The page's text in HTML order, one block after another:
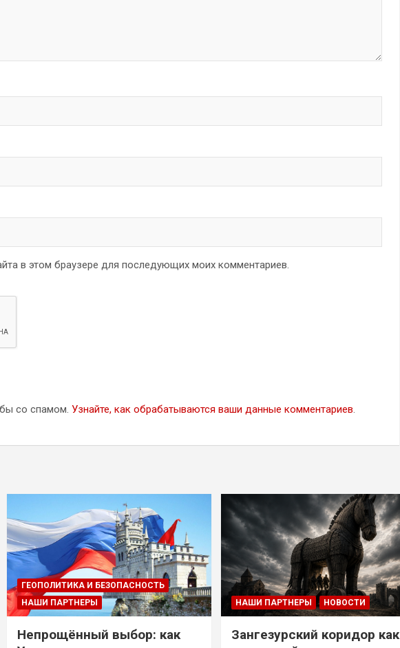
в этом браузере для последующих моих комментариев.
со спамом. Узнайте, как обрабатываются ваши данные комментариев.
ГЕОПОЛИТИКА И БЕЗОПАСНОСТЬ
НАШИ ПАРТНЕРЫ
Непрощённый выбор: как
НАШИ ПАРТНЕРЫ НОВОСТИ
Зангезурский коридор как